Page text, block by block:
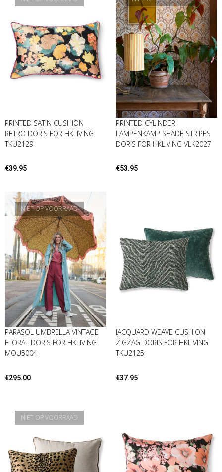
PRINTED SATIN CUSHION
RETRO DORIS FOR HKLIVING
TKU2129
€39.95
PRINTED CYLINDER
LAMPENKAMP SHADE STRIPES
DORIS FOR HKLIVING VLK2027
€53.95
NIET OP VOORRAAD
PARASOL UMBRELLA VINTAGE
FLORAL DORIS FOR HKLIVING
MOU5004
€295.00
JACQUARD WEAVE CUSHION
ZIGZAG DORIS FOR HKLIVING
TKU2125
€37.95
NIET OP VOORRAAD